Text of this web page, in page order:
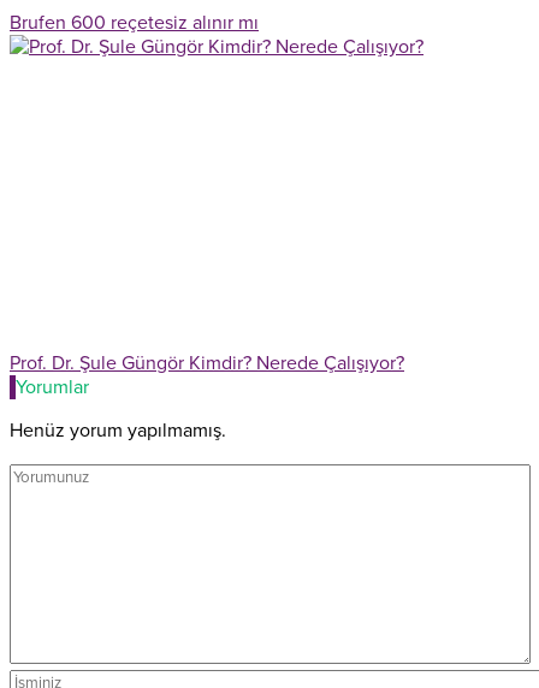
Brufen 600 reçetesiz alınır mı
Prof. Dr. Şule Güngör Kimdir? Nerede Çalışıyor?
Yorumlar
Henüz yorum yapılmamış.